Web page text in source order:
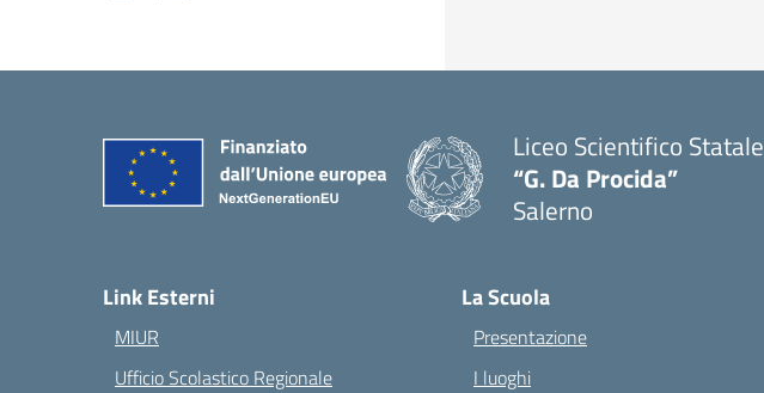
Liceo Scientifico Statale
“G. Da Procida”
Salerno
Link Esterni
MIUR
Ufficio Scolastico Regionale
La Scuola
Presentazione
I luoghi